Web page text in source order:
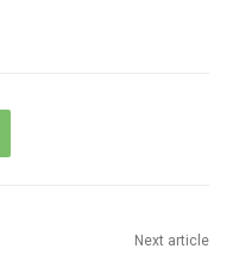
Next article